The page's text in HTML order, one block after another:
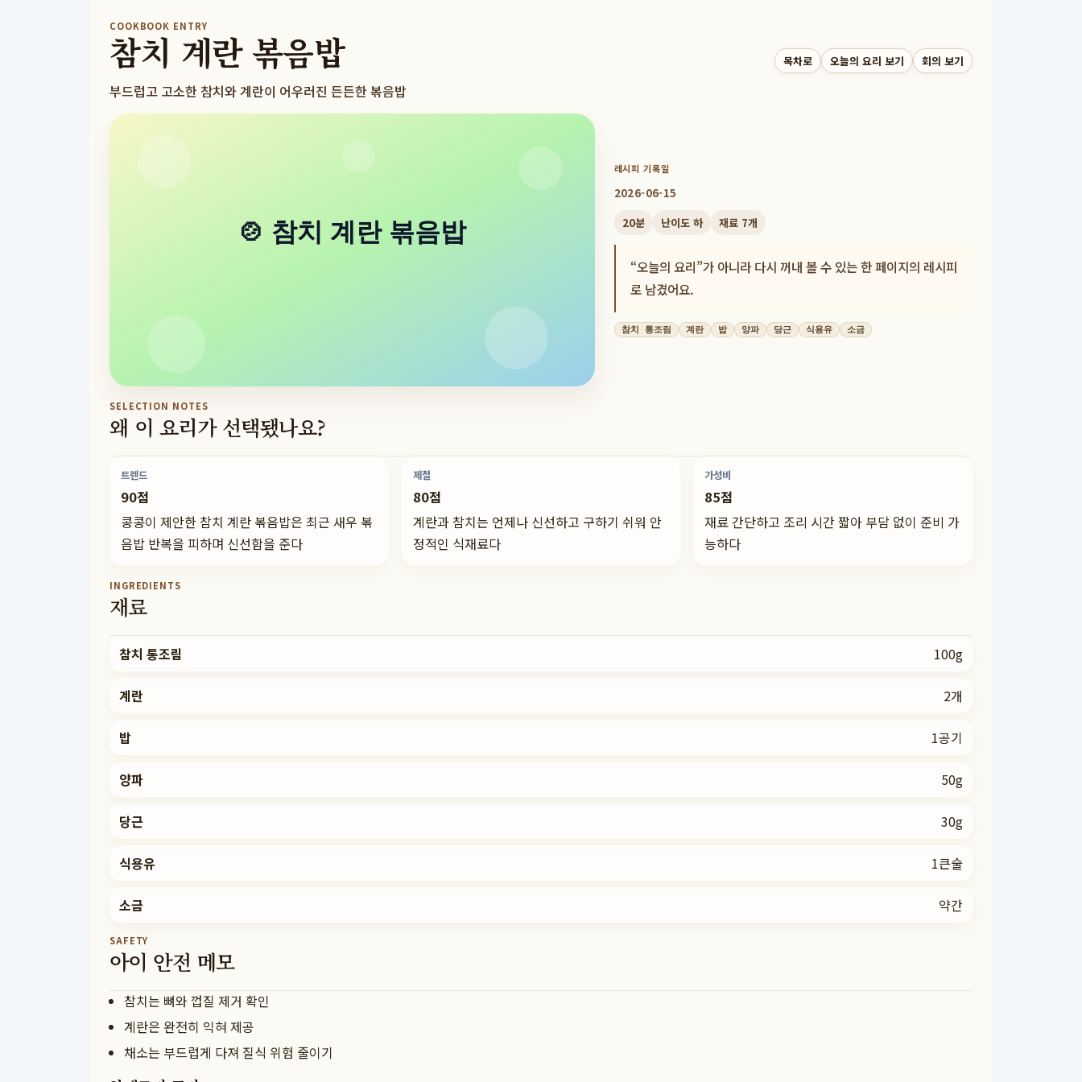
COOKBOOK ENTRY
참치 계란 볶음밥
부드럽고 고소한 참치와 계란이 어우러진 든든한 볶음밥
목차로 오늘의 요리 보기 회의 보기
레시피 기록일
2026-06-15
20분 난이도 하 재료 7개
“오늘의 요리”가 아니라 다시 꺼내 볼 수 있는 한 페이지의 레시피
로 남겼어요.
참치 통조림 계란 밥 양파 당근 식용유 소금
SELECTION NOTES
왜 이 요리가 선택됐나요?
트렌드
90점
콩콩이 제안한 참치 계란 볶음밥은 최근 새우 볶
음밥 반복을 피하며 신선함을 준다
제철
80점
계란과 참치는 언제나 신선하고 구하기 쉬워 안
정적인 식재료다
가성비
85점
재료 간단하고 조리 시간 짧아 부담 없이 준비 가
능하다
INGREDIENTS
재료
참치 통조림 100g
계란 2개
밥 1공기
양파 50g
당근 30g
식용유 1큰술
소금 약간
SAFETY
아이 안전 메모
참치는 뼈와 껍질 제거 확인
계란은 완전히 익혀 제공
채소는 부드럽게 다져 질식 위험 줄이기